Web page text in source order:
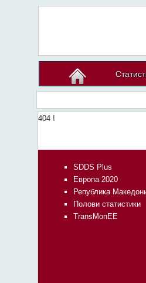
404 !
SDDS Plus
Европа 2020
Република
Полови статистики
TransMonEE